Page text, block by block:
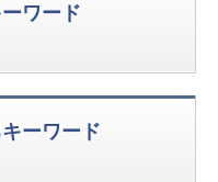
ワード
ーワード